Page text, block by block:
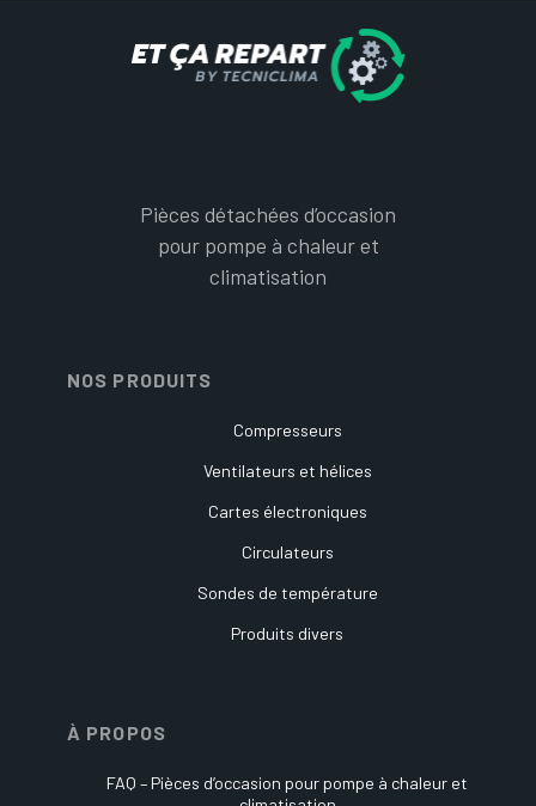
Pièces détachées d’occasion
pour pompe à chaleur et
climatisation
NOS PRODUITS
Compresseurs
Ventilateurs et hélices
Cartes électroniques
Circulateurs
Sondes de température
Produits divers
À PROPOS
FAQ – Pièces d’occasion pour pompe à chaleur et